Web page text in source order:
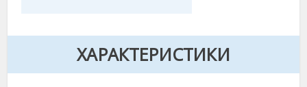
ХАРАКТЕРИСТИКИ